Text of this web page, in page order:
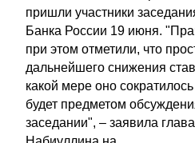
пришли участники
Банка России 19 июня.
при этом отметили, что
дальнейшего снижения
какой мере оно
будет предметом
заседании", – заявила